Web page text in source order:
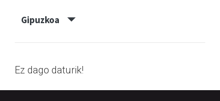
Gipuzkoa
Ez dago daturik!